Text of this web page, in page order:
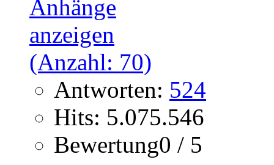
Antworten: 524
Hits: 5.075.546
Bewertung0 / 5